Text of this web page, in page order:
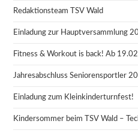
Redaktionsteam TSV Wald
Einladung zur Hauptversammlung
Fitness & Workout is back! Ab
Jahresabschluss Seniorensportler
Einladung zum Kleinkinderturnfest!
Kindersommer beim TSV Wald –